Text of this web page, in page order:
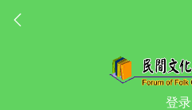
登录